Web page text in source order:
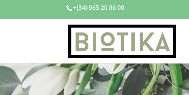
+(34) 965 20 86 00